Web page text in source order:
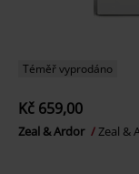
Téměř vyprodáno
Kč 659,00
Zeal & Ardor Zeal &